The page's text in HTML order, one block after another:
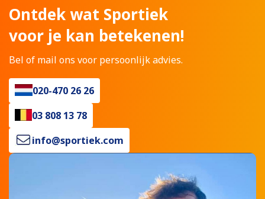
Ontdek wat Sportiek
voor je kan betekenen!
Bel of mail ons voor persoonlijk advies.
020-470 26 26
03 808 13 78
info@sportiek.com